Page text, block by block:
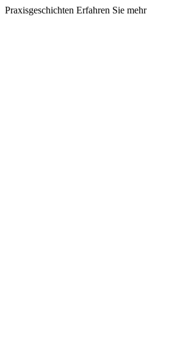
Praxisgeschichten Erfahren Sie mehr